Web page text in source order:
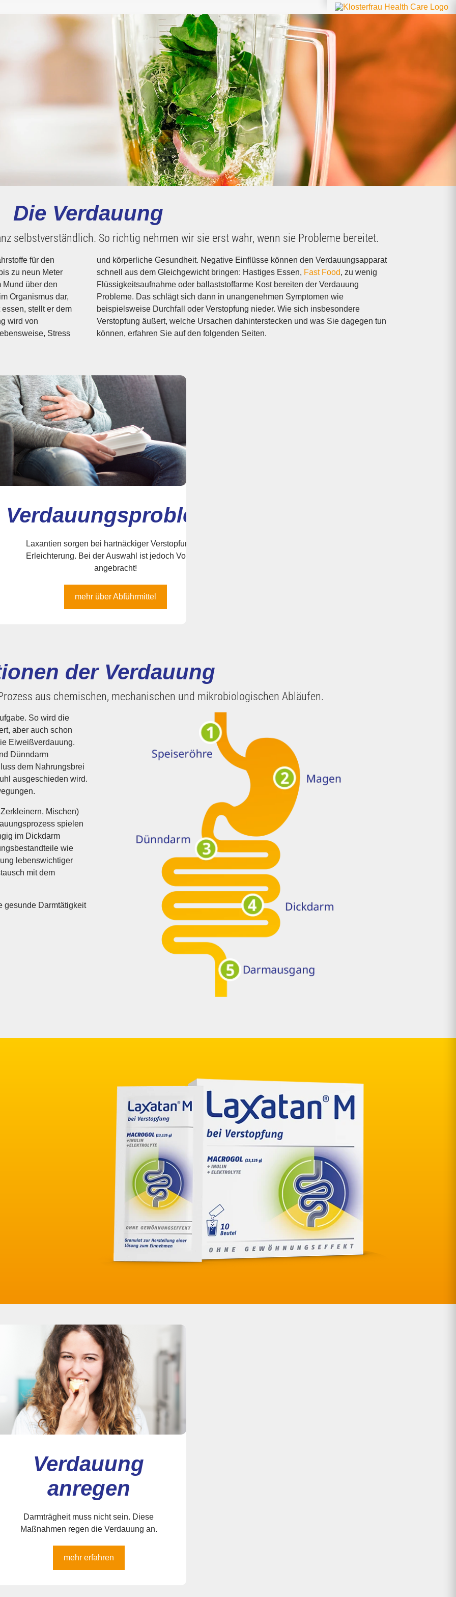
Die Verdauung
selbstverständlich. So richtig nehmen wir sie erst wahr, wenn sie Probleme bereitet.
für den
zu neun Meter
Mund über den
Organismus dar,
stellt er dem
wird von
Stress
schnell aus dem Gleichgewicht bringen: Hastiges Essen, Fast Food, zu wenig
Flüssigkeitsaufnahme oder ballaststoffarme Kost bereiten der Verdauung
Probleme. Das schlägt sich dann in un­angenehmen Symptomen wie
beispielsweise Durchfall oder Verstopfung nieder. Wie sich insbesondere
Verstopfung äußert, welche Ursachen dahinterstecken und was Sie dagegen tun
können, erfahren Sie auf den folgenden Seiten.
Verdauungsprobleme
Laxantien sorgen bei hartnäckiger Verstopfung für
Erleichterung. Bei der Auswahl ist jedoch Vorsicht
angebracht!
mehr über Abführmittel
der Verdauung
aus chemischen, mechanischen und mikrobiologischen Abläufen.
So wird die
aber auch schon
Eiweißverdauung.
Dünndarm
dem Nahrungsbrei
ausgeschieden wird.
Mischen)
spielen
im Dickdarm
wie
lebenswichtiger
mit dem
gesunde Darmtätigkeit
Verdauung
anregen
Darmträgheit muss nicht sein. Diese
Maßnahmen regen die Verdauung an.
mehr erfahren